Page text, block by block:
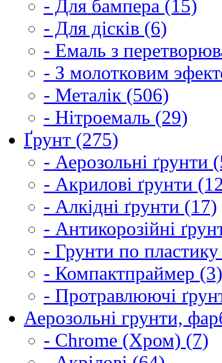
- Для бампера (15)
- Для дісків (6)
- Емаль з
- З молотковим
- Металік (506)
- Нітроемаль (29)
Ґрунт (275)
- Аерозольні ґрунти
- Акрилові ґрунти
- Алкідні ґрунти (17)
- Антикорозійні
- Грунти по
- Компактпраймер (3)
- Протравлюючі
Аерозольні грунти,
- Chrome (Хром) (7)